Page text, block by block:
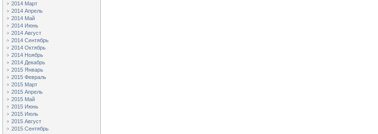
2014 Март
2014 Апрель
2014 Май
2014 Июнь
2014 Август
2014 Сентябрь
2014 Октябрь
2014 Ноябрь
2014 Декабрь
2015 Январь
2015 Февраль
2015 Март
2015 Апрель
2015 Май
2015 Июнь
2015 Июль
2015 Август
2015 Сентябрь